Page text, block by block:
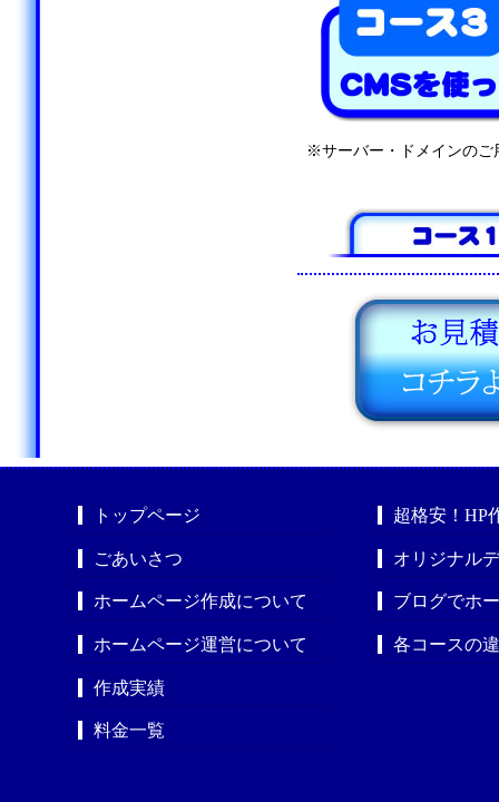
※サーバー・ドメインのご
トップページ
ごあいさつ
ホームページ作成について
ホームページ運営について
作成実績
料金一覧
超格安！HP
オリジナル
ブログでホ
各コースの